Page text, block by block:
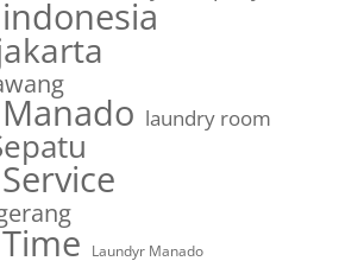
laundry room
Laundyr Manado